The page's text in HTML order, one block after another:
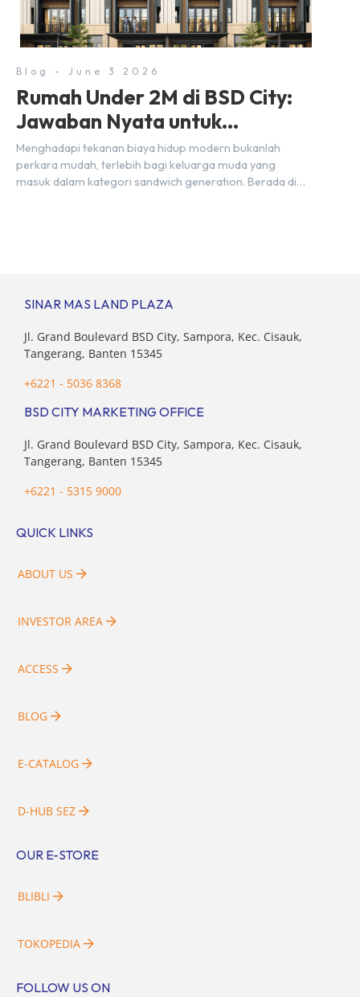
sangat strategis. Letaknya menempel langsung dengan
dua pusat pergerakan massa […]
Blog - June 3 2026
Rumah Under 2M di BSD City:
Jawaban Nyata untuk
Kebutuhan Generasi Sandwich
Menghadapi tekanan biaya hidup modern bukanlah
perkara mudah, terlebih bagi keluarga muda yang
masuk dalam kategori sandwich generation. Berada di
SINAR MAS LAND PLAZA
Jl. Grand Boulevard BSD City, Sampora, Kec. Cisauk,
Tangerang, Banten 15345
+6221 - 5036 8368
BSD CITY MARKETING OFFICE
Jl. Grand Boulevard BSD City, Sampora, Kec. Cisauk,
Tangerang, Banten 15345
+6221 - 5315 9000
QUICK LINKS
ABOUT US
INVESTOR AREA
ACCESS
BLOG
E-CATALOG
D-HUB SEZ
OUR E-STORE
BLIBLI
TOKOPEDIA
FOLLOW US ON